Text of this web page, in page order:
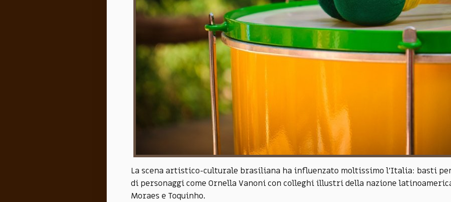
La scena artistico-culturale brasiliana ha influenzato moltissimo l'Italia: basti
di personaggi come Ornella Vanoni con colleghi illustri della nazione
Moraes e Toquinho.